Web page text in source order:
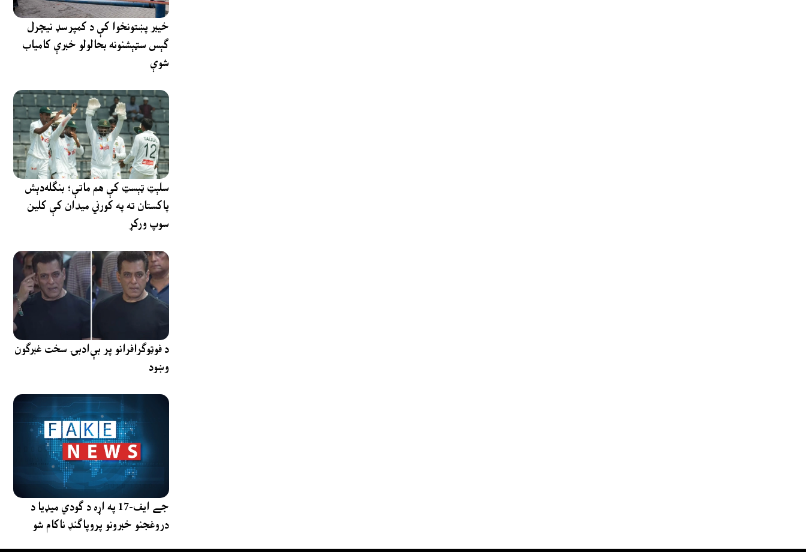
خیبر پښتونخوا کې د کمپرسډ نیچرل
ګېس سټېشنونه بحالولو خبرې کامیاب
شوې
سلېټ ټېسټ کې هم ماتې؛ بنګله‌دېش
پاکستان ته په کورني میدان کې کلین
سوپ ورکړ
د فوټوګرافرانو پر بې‌ادبۍ سخت غبرګون
وښود
جے ایف-17 په اړه د ګودي میډیا د
دروغجنو خبرونو پروپاګنډ ناکام شو